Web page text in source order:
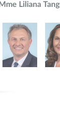
Mme Liliana